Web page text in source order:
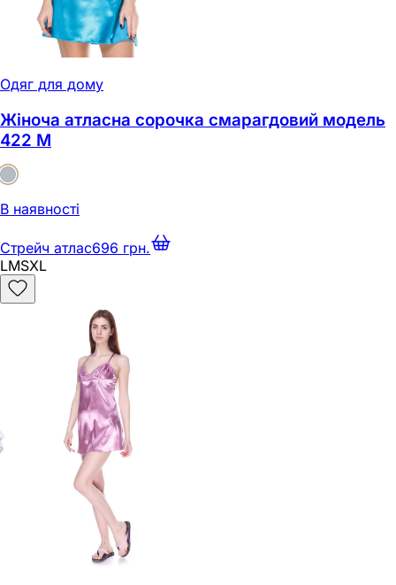
Одяг для дому
Жіноча атласна сорочка смарагдовий модель
422 M
В наявності
Стрейч атлас696 грн.
LMSXL